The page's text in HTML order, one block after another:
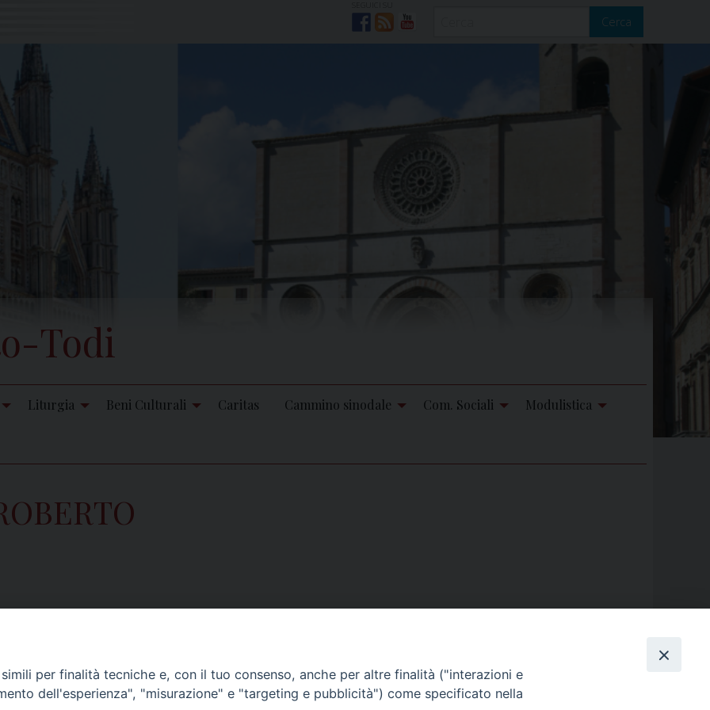
Cerca
Todi
Liturgia Beni Culturali Caritas Cammino sinodale Com. Sociali Modulistica
per finalità tecniche e, con il tuo consenso, anche per altre finalità ("interazioni e
dell'esperienza", "misurazione" e "targeting e pubblicità") come specificato nella